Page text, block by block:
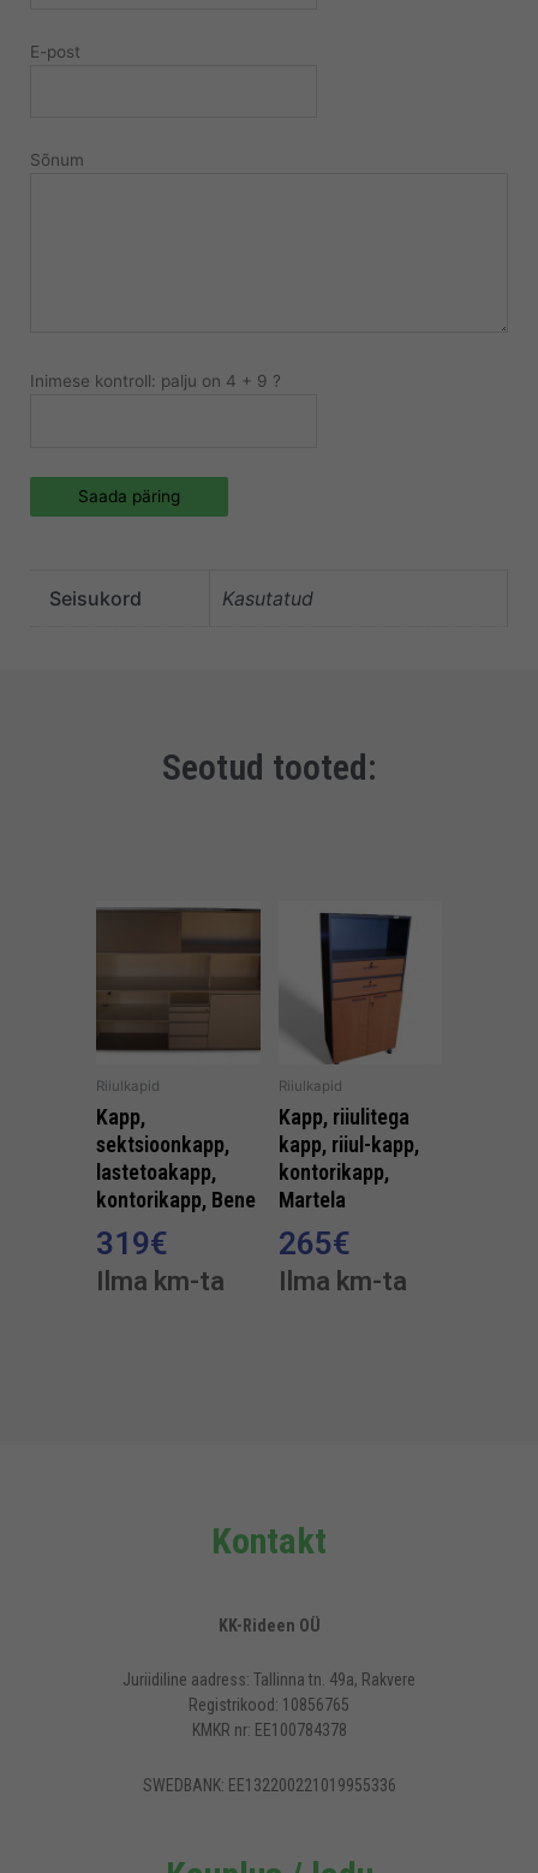
E-post
Sõnum
Inimese kontroll: palju on 4 + 9 ?
Saada päring
Seisukord Kasutatud
Seotud tooted:
Riiulkapid
Kapp,
sektsioonkapp,
lastetoakapp,
kontorikapp, Bene
319€
Ilma km-ta
Riiulkapid
Kapp, riiulitega
kapp, riiul-kapp,
kontorikapp,
Martela
265€
Ilma km-ta
Kontakt
KK-Rideen OÜ
Juriidiline aadress: Tallinna tn. 49a, Rakvere
Registrikood: 10856765
KMKR nr: EE100784378
SWEDBANK: EE132200221019955336